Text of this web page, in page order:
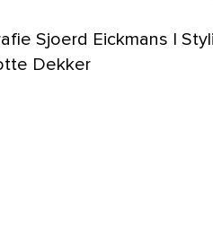
Sjoerd Eickmans |
Dekker